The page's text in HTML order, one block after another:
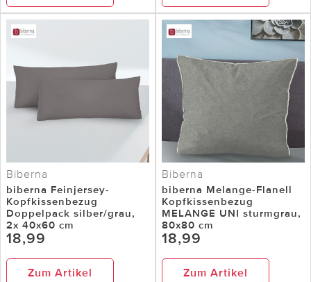
Biberna
biberna Feinjersey-
Kopfkissenbezug
Doppelpack silber/grau,
2x 40x60 cm
18,99
Zum Artikel
Biberna
biberna Melange-Flanell
Kopfkissenbezug
MELANGE UNI sturmgrau,
80x80 cm
18,99
Zum Artikel